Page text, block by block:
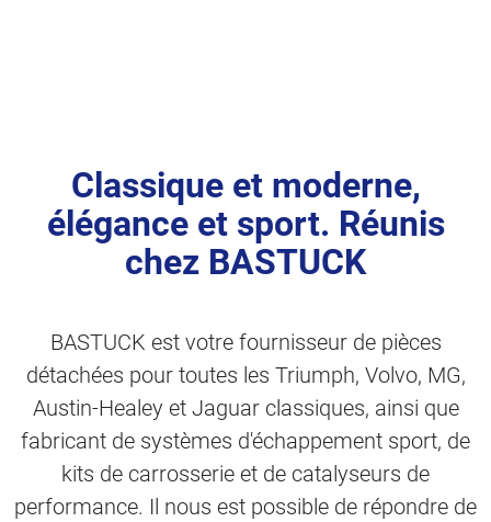
Classique et moderne,
élégance et sport. Réunis
chez BASTUCK
BASTUCK est votre fournisseur de pièces
détachées pour toutes les Triumph, Volvo, MG,
Austin-Healey et Jaguar classiques, ainsi que
fabricant de systèmes d'échappement sport, de
kits de carrosserie et de catalyseurs de
performance. Il nous est possible de répondre de